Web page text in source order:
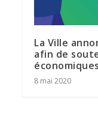
La Ville
afin de
économiques
8 mai 2020